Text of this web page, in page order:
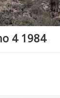
Condori
4 1984